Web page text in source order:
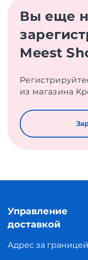
Вы еще
Meest
из магазина
Управление
доставкой
Адрес за границей